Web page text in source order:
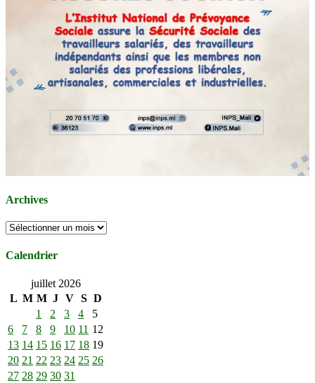
Archives
Archives
Calendrier
juillet 2026
L M M J V S D
1
2 3 4
5
6
7 8 9 10 11 12
13 14 15 16 17 18 19
20 21 22 23 24 25 26
27 28 29 30 31